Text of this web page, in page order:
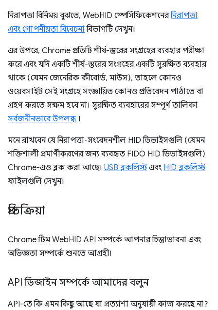
নিরাপত্তা বিনিময় বুঝতে, WebHID স্পেসিফিকেশনেরনিরাপত্তা
এবং গোপনীয়তা বিবেচনাবিভাগটি দেখুন।
এর উপরে, Chrome প্রতিটি শীর্ষ-স্তরের সংগ্রহের ব্যবহার পরীক্ষা
করে এবং যদি একটি শীর্ষ-স্তরের সংগ্রহের একটি সুরক্ষিত ব্যবহার
থাকে (যেমন জেনেরিক কীবোর্ড, মাউস), তাহলে কোনও
ওয়েবসাইট সেই সংগ্রহে সংজ্ঞায়িত কোনও প্রতিবেদন পাঠাতে বা
গ্রহণ করতে সক্ষম হবে না। সুরক্ষিত ব্যবহারের সম্পূর্ণ তালিকা
সর্বজনীনভাবে উপলব্ধ।
মনে রাখবেন যে নিরাপত্তা-সংবেদনশীল HID ডিভাইসগুলি (যেমন
শক্তিশালী প্রমাণীকরণের জন্য ব্যবহৃত FIDO HID ডিভাইসগুলি)
Chrome-এও ব্লক করা আছে। USB ব্লকলিস্টএবং HID ব্লকলিস্ট
ফাইলগুলি দেখুন।
প্রতিক্রিয়া
Chrome টিম WebHID API সম্পর্কে আপনার চিন্তাভাবনা এবং
অভিজ্ঞতা সম্পর্কে শুনতে আগ্রহী।
API ডিজাইন সম্পর্কে আমাদের বলুন
API-তে কি এমন কিছু আছে যা প্রত্যাশা অনুযায়ী কাজ করছে না?